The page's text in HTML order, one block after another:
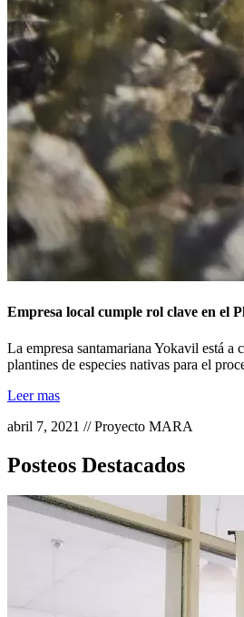
Empresa local cumple rol clave en el
La empresa santamariana Yokavil está a
plantines de especies nativas para el
Leer mas
abril 7, 2021 // Proyecto MARA
Posteos Destacados